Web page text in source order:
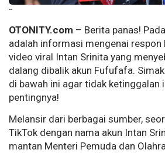
--
OTONITY.com – Berita panas!
adalah informasi mengenai respon
video viral Intan Srinita yang
dalang dibalik akun Fufufafa.
di bawah ini agar tidak ketinggalan
pentingnya!
Melansir dari berbagai sumber,
TikTok dengan nama akun Intan
mantan Menteri Pemuda dan